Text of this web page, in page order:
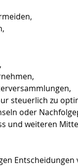
steuerlich zu
oder
und weiteren